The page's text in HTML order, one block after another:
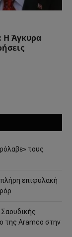
Η Άγκυρα
τους
επιφυλακή
της Aramco στην